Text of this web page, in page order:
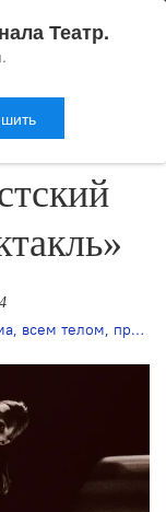
, всем телом, премьера
Театр.